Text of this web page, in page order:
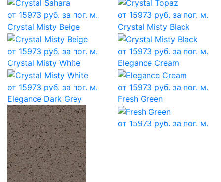
от 15973 руб. за пог. м. от 15973 руб. за пог. м.
Crystal Misty Beige
от 15973 руб. за пог. м.
Crystal Misty Black
от 15973 руб. за пог. м.
Crystal Misty White
от 15973 руб. за пог. м.
Elegance Cream
от 15973 руб. за пог. м.
Elegance Dark Grey
Fresh Green
от 15973 руб. за пог. м.